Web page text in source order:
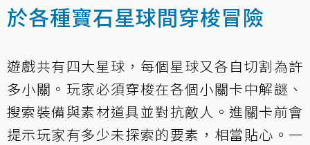
於各種寶石星球間穿梭冒險
遊戲共有四大星球，每個星球又各自切割為許
多小關。玩家必須穿梭在各個小關卡中解謎、
搜索裝備與素材道具並對抗敵人。進關卡前會
提示玩家有多少未探索的要素，相當貼心。一